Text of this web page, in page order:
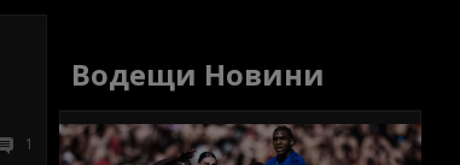
1
Водещи Новини